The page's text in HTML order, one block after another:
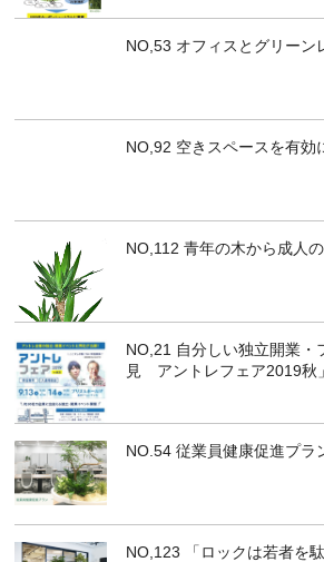
NO,53 オフィスとグリーン
NO,92 空きスペースを有効
NO,112 青年の木から成
NO,21 自分しい独立開業・
見 アントレフェア2019秋
NO.54 従業員健康促進プラ
NO,123 「ロックは若者を